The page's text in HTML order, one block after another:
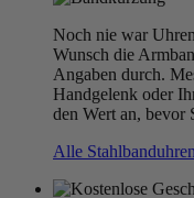
Noch nie war
Wunsch die
Angaben durch.
Handgelenk oder
den Wert an, bevor
Alle